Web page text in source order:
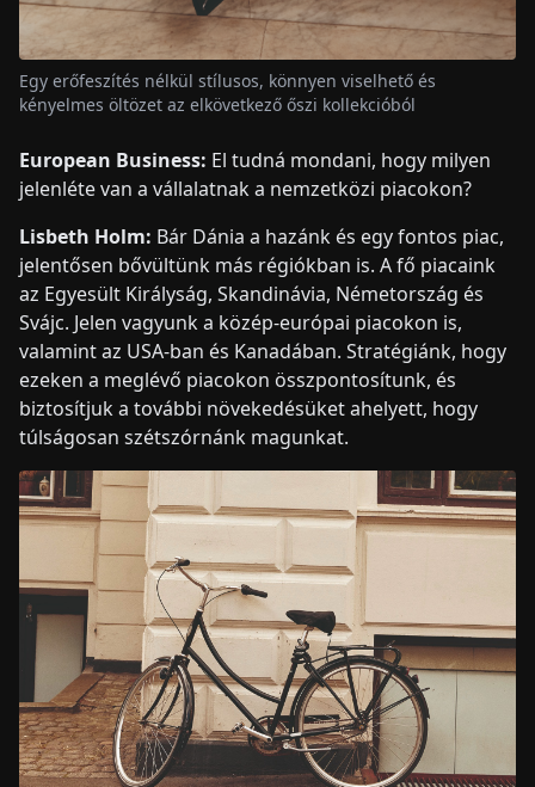
Egy erőfeszítés nélkül stílusos, könnyen viselhető és
kényelmes öltözet az elkövetkező őszi kollekcióból
European Business: El tudná mondani, hogy milyen
jelenléte van a vállalatnak a nemzetközi piacokon?
Lisbeth Holm: Bár Dánia a hazánk és egy fontos piac,
jelentősen bővültünk más régiókban is. A fő piacaink
az Egyesült Királyság, Skandinávia, Németország és
Svájc. Jelen vagyunk a közép-európai piacokon is,
valamint az USA-ban és Kanadában. Stratégiánk, hogy
ezeken a meglévő piacokon összpontosítunk, és
biztosítjuk a további növekedésüket ahelyett, hogy
túlságosan szétszórnánk magunkat.